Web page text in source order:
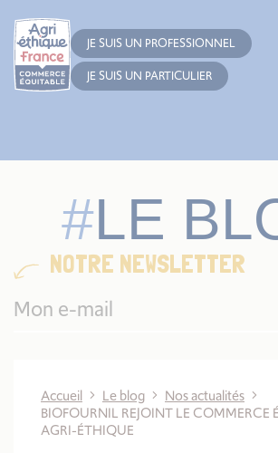
JE SUIS UN PROFESSIONNEL
JE SUIS UN PARTICULIER
LE
NOTRE NEWSLETTER
Accueil Le blog
Nos actualités
BIOFOURNIL REJOINT LE COMMERCE
AGRI-ÉTHIQUE